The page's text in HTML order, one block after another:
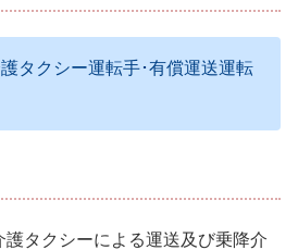
タクシー運転手･有償運送運転
タクシーによる運送及び乗降介